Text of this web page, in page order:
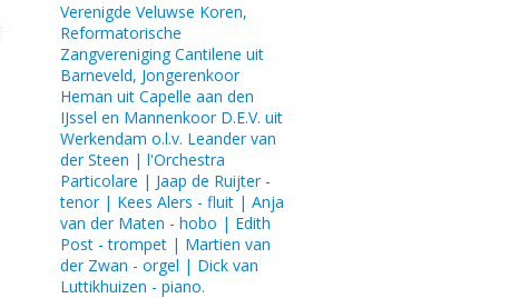
Verenigde Veluwse Koren,
Reformatorische
Zangvereniging Cantilene uit
Barneveld, Jongerenkoor
Heman uit Capelle aan den
IJssel en Mannenkoor D.E.V. uit
Werkendam o.l.v. Leander van
der Steen | l'Orchestra
Particolare | Jaap de Ruijter-
tenor | Kees Alers - fluit | Anja
van der Maten - hobo | Edith
Post- trompet | Martien van
der Zwan - orgel | Dick van
Luttikhuizen - piano.